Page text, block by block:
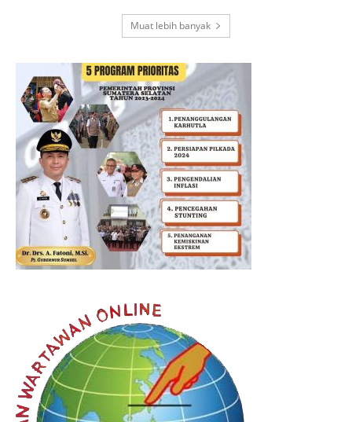
Muat lebih banyak